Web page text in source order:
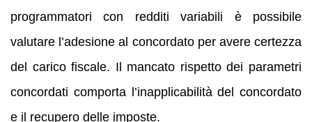
programmatori con redditi variabili è possibile
valutare l’adesione al concordato per avere certezza
del carico fiscale. Il mancato rispetto dei parametri
concordati comporta l’inapplicabilità del concordato
e il recupero delle imposte.